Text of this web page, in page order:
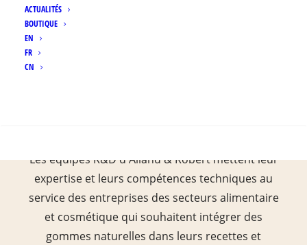
ACTUALITÉS
BOUTIQUE
EN
FR
CN
compléments alimentaires et
Les équipes R&D d'Alland & Robert mettent leur
expertise et leurs compétences techniques au
service des entreprises des secteurs alimentaire
et cosmétique qui souhaitent intégrer des
gommes naturelles dans leurs recettes et